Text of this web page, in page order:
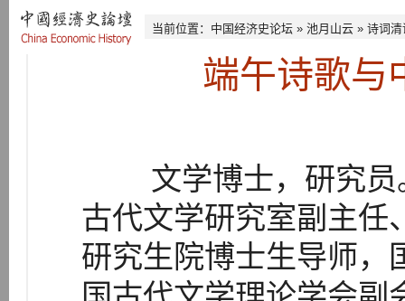
当前位置： 中国经济史论坛 » 池月山云 » 诗词清
端午诗歌与
文学博士，研究员
古代文学研究室副主任
研究生院博士生导师，